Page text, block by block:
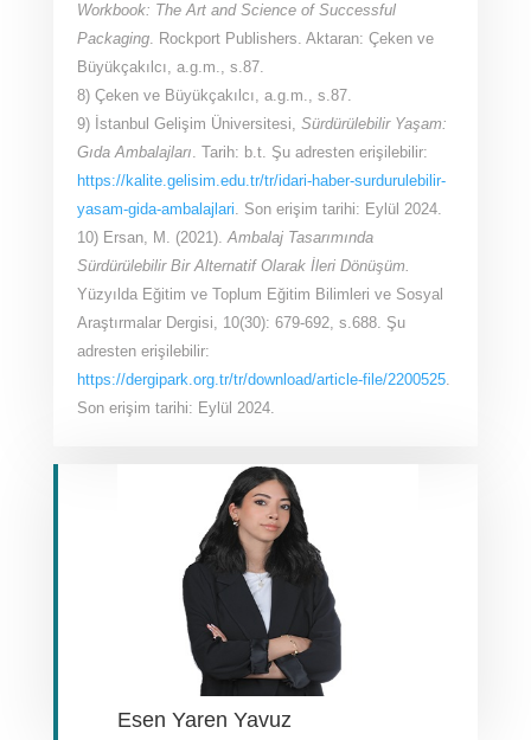
Workbook: The Art and Science of Successful
Packaging. Rockport Publishers. Aktaran: Çeken ve
Büyükçakılcı, a.g.m., s.87.
8) Çekenve Büyükçakılcı, a.g.m., s.87.
9) İstanbul Gelişim Üniversitesi, Sürdürülebilir Yaşam:
Gıda Ambalajları. Tarih: b.t. Şu adresten erişilebilir:
https://kalite.gelisim.edu.tr/tr/idari-haber-surdurulebilir-
yasam-gida-ambalajlari. Son erişim tarihi: Eylül 2024.
10) Ersan, M. (2021).Ambalaj Tasarımında
Sürdürülebilir Bir Alternatif Olarak İleri Dönüşüm.
Yüzyılda Eğitim ve Toplum Eğitim Bilimleri ve Sosyal
Araştırmalar Dergisi, 10(30): 679-692, s.688. Şu
adresten erişilebilir:
https://dergipark.org.tr/tr/download/article-file/2200525.
Son erişim tarihi: Eylül 2024.
Esen Yaren Yavuz